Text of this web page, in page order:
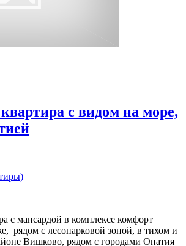
с видом на море,
с мансардой в комплексе комфорт
рядом с лесопарковой зоной, в тихом и
Вишково, рядом с городами Опатия